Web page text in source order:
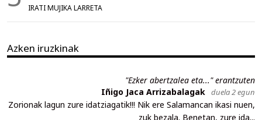
IRATI MUJIKA LARRETA
Azken iruzkinak
"Ezker abertzalea eta..." erantzuten
Iñigo Jaca Arrizabalagak duela 2 egun
Zorionak lagun zure idatziagatik!!! Nik ere Salamancan ikasi nuen,
zuk bezala. Benetan, zure ida...